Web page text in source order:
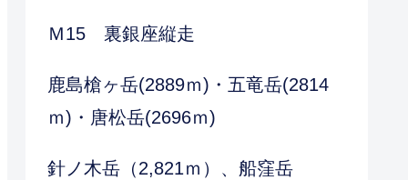
Ｍ15 裏銀座縦走
鹿島槍ヶ岳(2889ｍ)・五竜岳(2814
ｍ)・唐松岳(2696ｍ)
針ノ木岳（2,821ｍ）、船窪岳